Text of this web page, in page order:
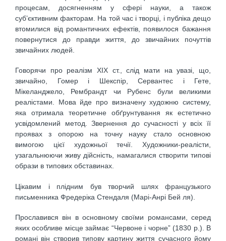
процесам, досягненням у сфері науки, а також
суб’єктивним факторам. На той час і творці, і публіка дещо
втомилися від романтичних ефектів, появилося бажання
повернутися до правди життя, до звичайних почуттів
звичайних людей.
Говорячи про реалізм ХІХ ст., слід мати на увазі, що,
звичайно, Гомер і Шекспір, Сервантес і Гете,
Мікеланджело, Рембрандт чи Рубенс були великими
реалістами. Мова йде про визначену художню систему,
яка отримала теоретичне обґрунтування як естетично
усвідомлений метод. Звернення до сучасності у всіх її
проявах з опорою на точну науку стало основною
вимогою цієї художньої течії. Художники-реалісти,
узагальнюючи живу дійсність, намагалися створити типові
образи в типових обставинах.
Цікавим і плідним був творчий шлях французького
письменника Фредеріка Стендаля (Марі-Анрі Бей ля).
Прославився він в основному своїми романсами, серед
яких особливе місце займає “Червоне і чорне” (1830 р.). В
романі він створив типову картину життя сучасного йому